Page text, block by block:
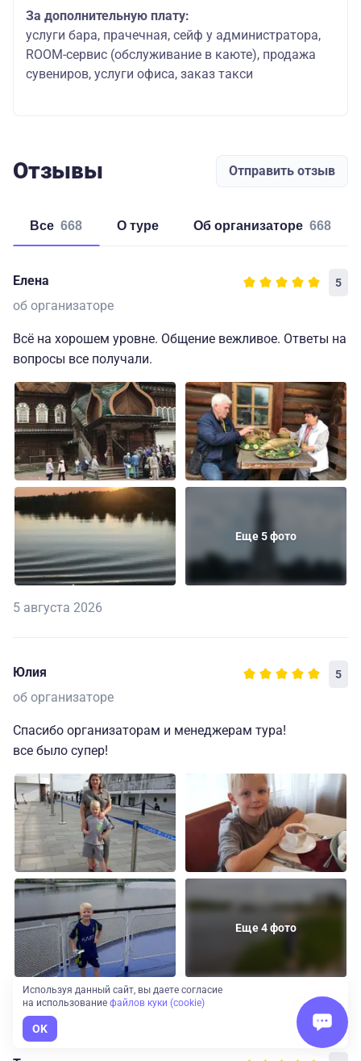
За дополнительную плату:
услуги бара, прачечная, сейф у администратора,
ROOM-сервис (обслуживание в каюте), продажа
сувениров, услуги офиса, заказ такси
Отзывы Отправить отзыв
Все 668 о туре об организаторе 668
Елена 5
об организаторе
Всё на хорошем уровне. Общение вежливое. Ответы на
вопросы все получали.
Еще 5 фото
5 августа 2026
Юлия 5
об организаторе
Спасибо организаторам и менеджерам тура!
все было супер!
Еще 4 фото
3 августа 2026
Используя данный сайт, вы даете согласие
на использование файлов куки (cookie)
OK